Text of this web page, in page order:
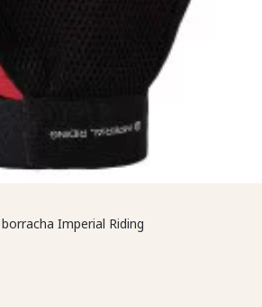
Imperial Riding